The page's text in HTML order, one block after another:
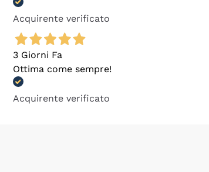
Acquirente verificato
3 Giorni Fa
Ottima come sempre!
Acquirente verificato